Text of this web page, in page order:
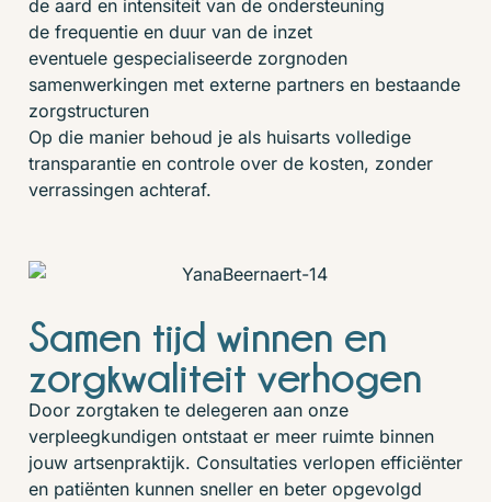
de aard en intensiteit van de ondersteuning
de frequentie en duur van de inzet
eventuele gespecialiseerde zorgnoden
samenwerkingen met externe partners en bestaande
zorgstructuren
Op die manier behoud je als huisarts volledige
transparantie en controle over de kosten, zonder
verrassingen achteraf.
Samen tijd winnen en
zorgkwaliteit verhogen
Door zorgtaken te delegeren aan onze
verpleegkundigen ontstaat er meer ruimte binnen
jouw artsenpraktijk. Consultaties verlopen efficiënter
en patiënten kunnen sneller en beter opgevolgd